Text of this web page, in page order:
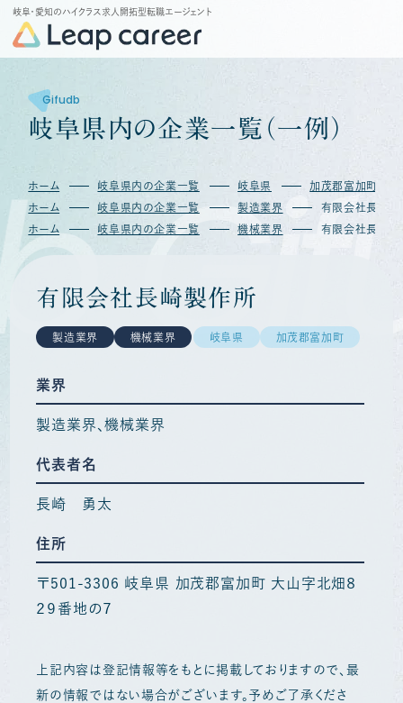
岐阜・愛知のハイクラス求人開拓型転職エージェント
Gifudb
岐阜県 内の企業一覧 （ 一例 ）
ホーム 岐阜県内の企業一覧 岐阜県
加茂郡富加町
ホーム
岐阜県内の企業一覧 製造業界
有限会社長崎製
ホーム
岐阜県内の企業一覧 機械業界 有限会社長崎製
有限会社長崎製作所
製造業界 機械業界 岐阜県 加茂郡富加町
業界
製造業界 機械業界
代表者名
長崎 勇太
住所
〒501-3306 岐阜県 加茂郡富加町 大山字北畑８
２９番地の７
上記内容は登記情報等をもとに掲載しておりますので、最
新の情報ではない場合がございます。予めご了承くださ